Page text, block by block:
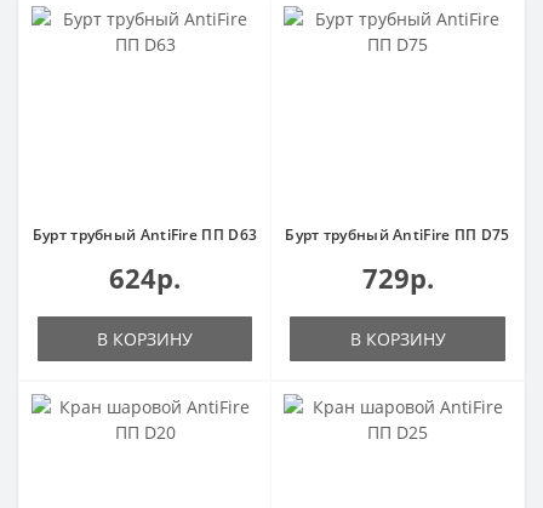
Бурт трубный AntiFire ПП D63
624р.
В КОРЗИНУ
Бурт трубный AntiFire ПП D75
729р.
В КОРЗИНУ